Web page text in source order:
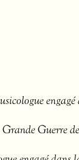
Guerre